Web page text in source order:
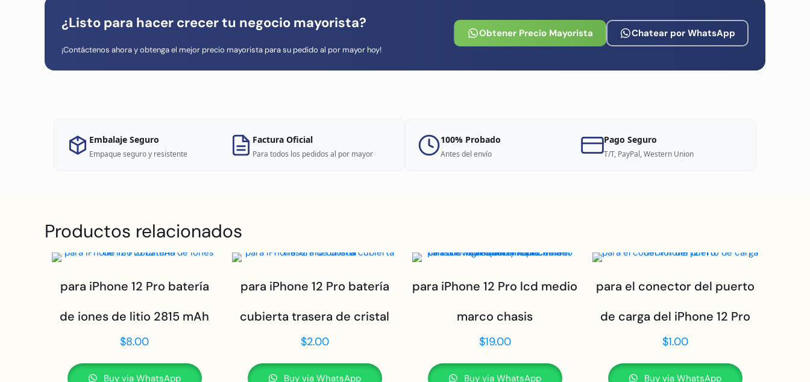
¿Listo para hacer crecer tu negocio mayorista?
¡Contáctenos ahora y obtenga el mejor precio mayorista para su pedido al por mayor hoy!
Obtener Precio Mayorista Chatear por WhatsApp
Embalaje Seguro
Empaque seguro y resistente
Factura Oficial
Para todos los pedidos al por mayor
100% Probado
Antes del envío
Pago Seguro
T/T, PayPal, Western Union
Productos relacionados
para iPhone 12 Pro batería
de iones de litio 2815 mAh
$8.00
Buy via WhatsApp
para iPhone 12 Pro batería
cubierta trasera de cristal
$2.00
Buy via WhatsApp
para iPhone 12 Pro lcd medio
marco chasis
$19.00
Buy via WhatsApp
para el conector del puerto
de carga del iPhone 12 Pro
$1.00
Buy via WhatsApp